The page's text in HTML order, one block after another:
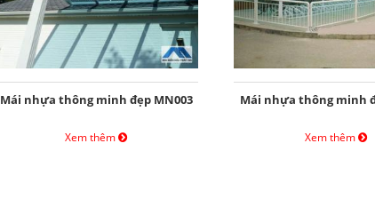
Mái nhựa thông minh đẹp MN003
Xem thêm
Mái nhựa thông minh
Xem thêm